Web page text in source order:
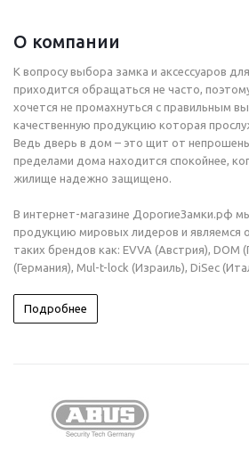
О компании
К вопросу выбора замка и аксессуаров
приходится обращаться не часто,
хочется не промахнуться с правильным
качественную продукцию которая
Ведь дверь в дом – это щит от
пределами дома находится спокойнее,
жилище надежно защищено.
В интернет-магазине ДорогиеЗамки.рф
продукцию мировых лидеров и являемся
таких брендов как: EVVA (Австрия), DOM
(Германия), Mul-t-lock (Израиль), DiSec
Подробнее